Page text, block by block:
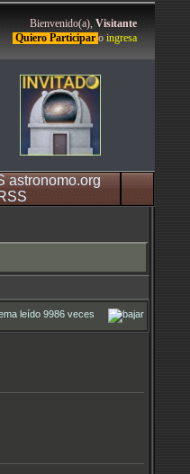
Bienvenido(a), Visitante
Quiero Participar o ingresa
leído 9986 veces